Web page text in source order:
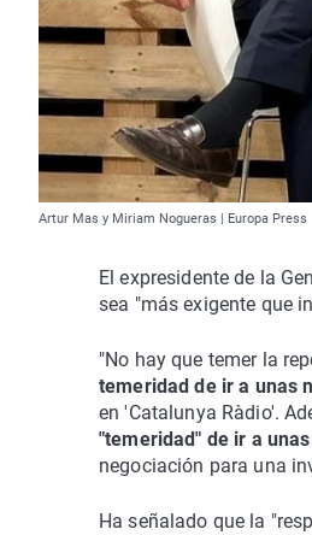
Artur Mas y Miriam Nogueras | Europa Press
El expresidente de la
sea "más exigente que
"No hay que temer la
temeridad de ir a unas
en 'Catalunya Ràdio'.
"temeridad" de ir a
negociación para una
Ha señalado que la